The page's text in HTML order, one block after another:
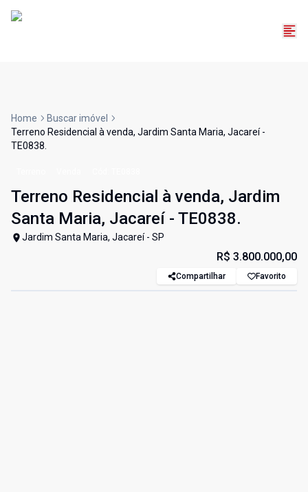
Home
Buscar imóvel
Terreno Residencial à venda, Jardim Santa Maria, Jacareí -
TE0838.
Terreno Residencial à venda, Jardim
Santa Maria, Jacareí - TE0838.
Jardim Santa Maria, Jacareí - SP
R$ 3.800.000,00
Compartilhar Favorito